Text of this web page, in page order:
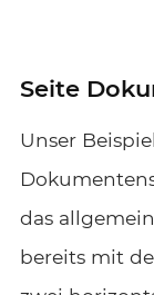
Seite
Unser
das
bereits mit